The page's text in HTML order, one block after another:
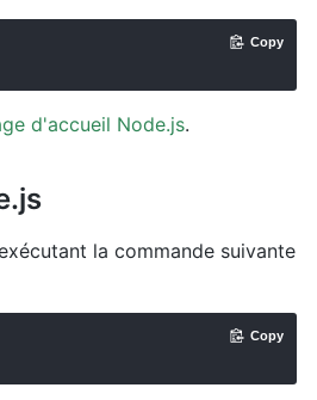
Copy
d'accueil Node.js.
la commande suivante
Copy